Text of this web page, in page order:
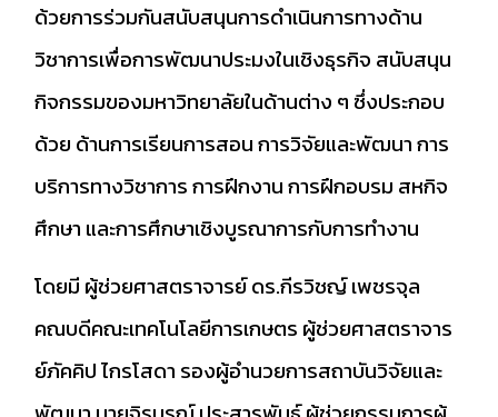
ด้วยการร่วมกันสนับสนุนการดำเนินการทางด้าน
วิชาการเพื่อการพัฒนาประมงในเชิงธุรกิจ สนับสนุน
กิจกรรมของมหาวิทยาลัยในด้านต่าง ๆ ซึ่งประกอบ
ด้วย ด้านการเรียนการสอน การวิจัยและพัฒนา การ
บริการทางวิชาการ การฝึกงาน การฝึกอบรม สหกิจ
ศึกษา และการศึกษาเชิงบูรณาการกับการทำงาน
โดยมี ผู้ช่วยศาสตราจารย์ ดร.กีรวิชญ์ เพชรจุล
คณบดีคณะเทคโนโลยีการเกษตร ผู้ช่วยศาสตราจาร
ย์ภัคคิป ไกรโสดา รองผู้อำนวยการสถาบันวิจัยและ